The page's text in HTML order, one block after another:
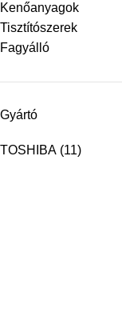
Kenőanyagok
Tisztítószerek
Fagyálló
Gyártó
TOSHIBA (11)